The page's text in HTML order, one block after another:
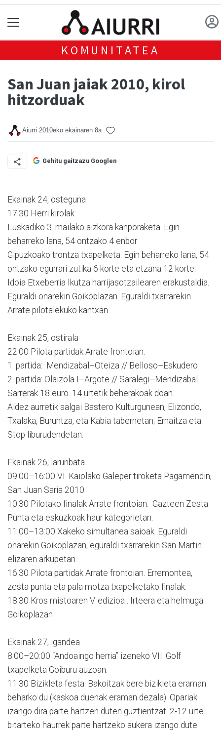
KOMUNITATEA
San Juan jaiak 2010, kirol
hitzorduak
Aiurri 2010eko ekainaren 8a
Gehitu gaitzazu Googlen
Ekainak 24, osteguna
17:30 Herri kirolak
Euskadiko 3. mailako aizkora kanporaketa. Egin
beharreko lana, 54 ontzako 4 enbor
Gipuzkoako trontza txapelketa. Egin beharreko lana, 54
ontzako egurrari zutika 6 korte eta etzana 12 korte.
Idoia Etxeberria Ikutza harrijasotzailearen erakustaldia.
Eguraldi onarekin Goikoplazan. Eguraldi txarrarekin
Arrate pilotalekuko kantxan
Ekainak 25, ostirala
22:00 Pilota partidak Arrate frontoian.
1. partida: Mendizabal–Oteiza // Belloso–Eskudero
2. partida: Olaizola I–Argote // Saralegi–Mendizabal
Sarrerak 18 euro. 14 urtetik beherakoak doan.
Aldez aurretik salgai Bastero Kulturgunean, Elizondo,
Txalaka, Buruntza, eta Kabia tabernetan; Ernaitza eta
Stop liburudendetan.
Ekainak 26, larunbata
09:00–16:00 VI. Kaiolako Galeper tiroketa Pagamendin,
San Juan Saria 2010
10:30 Pilotako finalak Arrate frontoian. Gazteen Zesta
Punta eta eskuzkoak haur kategorietan.
11:00–13:00 Xakeko simultanea saioak. Eguraldi
onarekin Goikoplazan, eguraldi txarrarekin San Martin
elizaren arkupetan.
16:30 Pilota partidak Arrate frontoian. Erremontea,
zesta punta eta pala motza txapelketako finalak.
18:30 Kros mistoaren V. edizioa . Irteera eta helmuga
Goikoplazan
Ekainak 27, igandea
8:00–20:00 “Andoaingo herria” izeneko VII. Golf
txapelketa Goiburu auzoan.
11:30 Bizikleta festa. Bakoitzak bere bizikleta eraman
beharko du (kaskoa duenak eraman dezala). Opariak
izango dira parte hartzen duten guztientzat. 2-12 urte
bitarteko haurrek parte hartzeko aukera izango dute.